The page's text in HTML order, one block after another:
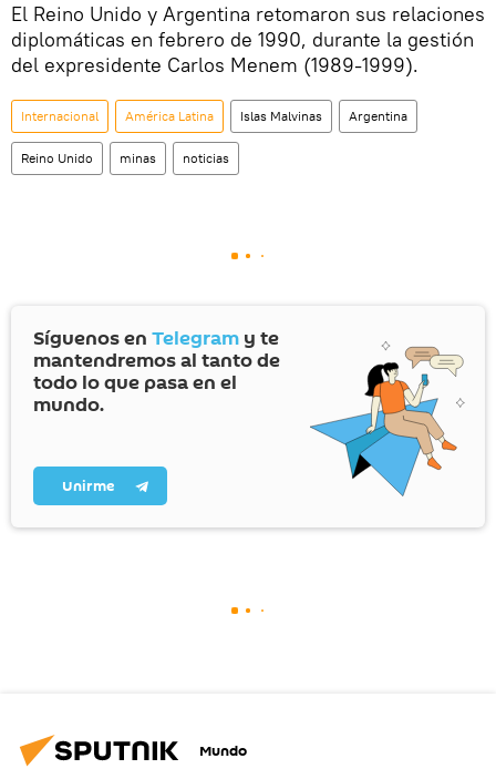
El Reino Unido y Argentina retomaron sus relaciones
diplomáticas en febrero de 1990, durante la gestión
del expresidente Carlos Menem (1989-1999).
Internacional América Latina Islas Malvinas Argentina
Reino Unido minas noticias
Síguenos en Telegram y te
mantendremos al tanto de
todo lo que pasa en el
mundo.
Unirme
Mundo